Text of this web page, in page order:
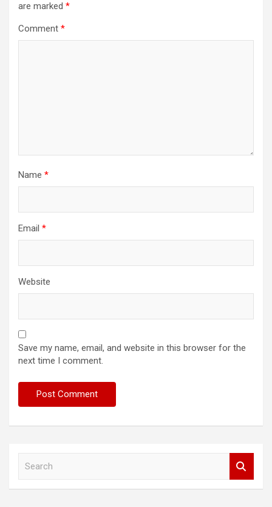
are marked *
Comment *
Name *
Email *
Website
Save my name, email, and website in this browser for the
next time I comment.